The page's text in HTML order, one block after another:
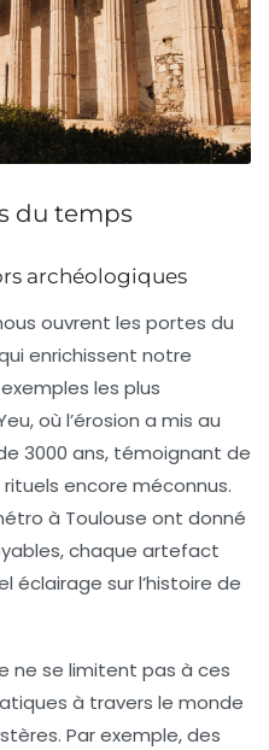
du temps
archéologiques
ouvrent les portes du
enrichissent notre
exemples les plus
où l’érosion a mis au
3000 ans, témoignant de
encore méconnus.
à Toulouse ont donné
chaque artefact
éclairage sur l’histoire de
ne se limitent pas à ces
à travers le monde
Par exemple, des